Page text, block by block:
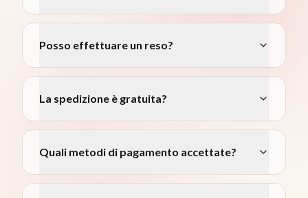
Posso effettuare un reso?
La spedizione è gratuita?
Quali metodi di pagamento accettate?